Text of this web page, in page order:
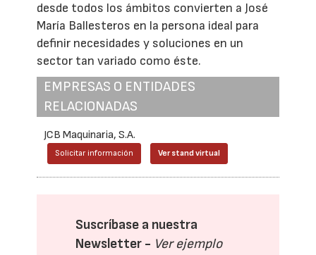
desde todos los ámbitos convierten a José
María Ballesteros en la persona ideal para
definir necesidades y soluciones en un
sector tan variado como éste.
EMPRESAS O ENTIDADES
RELACIONADAS
JCB Maquinaria, S.A.
Solicitar información Ver stand virtual
Suscríbase a nuestra
Newsletter - Ver ejemplo